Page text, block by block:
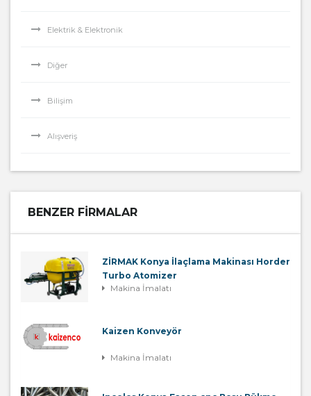
Elektrik & Elektronik
Diğer
Bilişim
Alışveriş
BENZER FIRMALAR
ZİRMAK Konya İlaçlama Makinası Horder
Turbo Atomizer
Makina İmalatı
Kaizen Konveyör
Makina İmalatı